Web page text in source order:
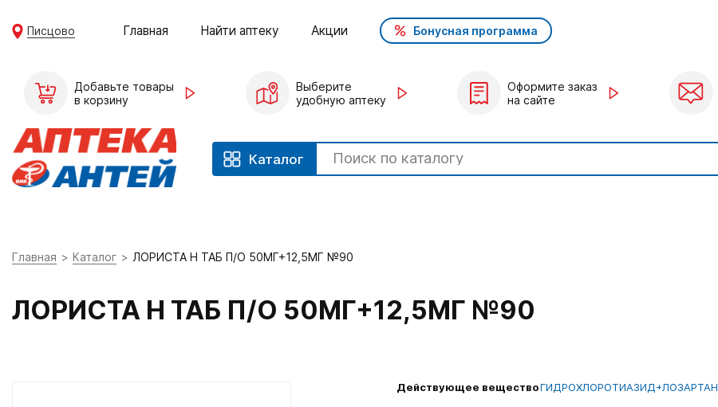
Писцово Главная Найти аптеку Акции Бонусная программа
Добавьте товары
в корзину
Выберите
удобную аптеку
Оформите заказ
на сайте
Каталог
Главная Каталог ЛОРИСТА Н ТАБ П/О 50МГ+12,5МГ №90
ЛОРИСТА Н ТАБ П/О 50МГ+12,5МГ №90
Действующее веществоГИДРОХЛОРОТИАЗИД+ЛОЗАРТАН